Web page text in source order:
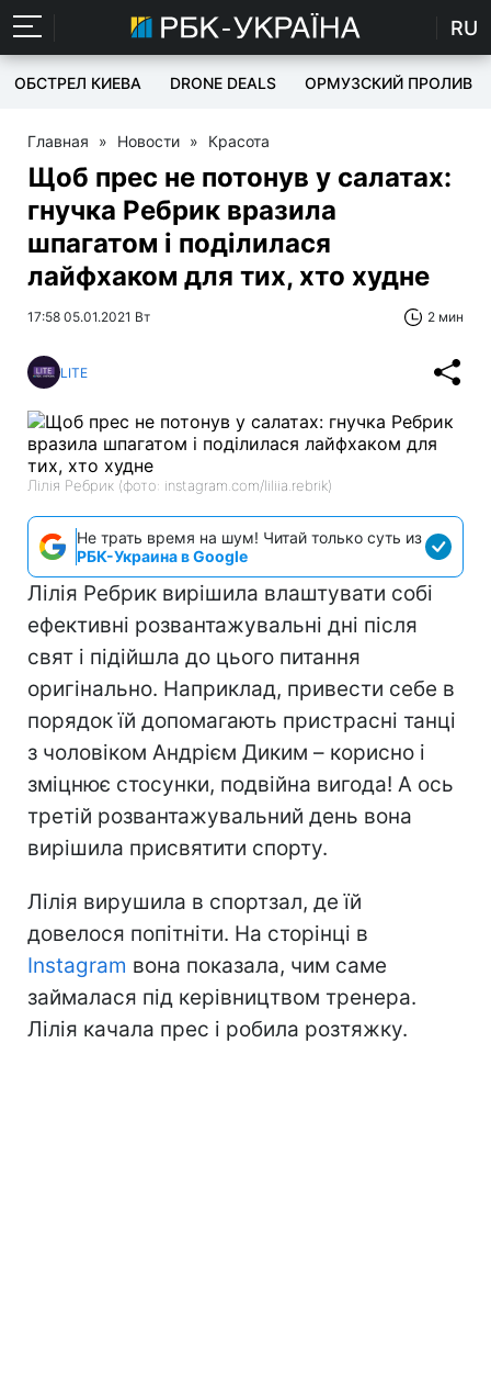
RU
ОБСТРЕЛ КИЕВА DRONE DEALS ОРМУЗСКИЙ ПРОЛИВ
Главная » Новости » Красота
Щоб прес не потонув у салатах:
гнучка Ребрик вразила
шпагатом і поділилася
лайфхаком для тих, хто худне
17:58 05.01.2021 Вт 2 мин
LITE
Лілія Ребрик (фото: instagram.com/liliia.rebrik)
Не трать время на шум! Читай только суть из
РБК-Украина в Google
Лілія Ребрик вирішила влаштувати собі
ефективні розвантажувальні дні після
свят і підійшла до цього питання
оригінально. Наприклад, привести себе в
порядок їй допомагають пристрасні танці
з чоловіком Андрієм Диким – корисно і
зміцнює стосунки, подвійна вигода! А ось
третій розвантажувальний день вона
вирішила присвятити спорту.
Лілія вирушила в спортзал, де їй
довелося попітніти. На сторінці в
Instagram вона показала, чим саме
займалася під керівництвом тренера.
Лілія качала прес і робила розтяжку.